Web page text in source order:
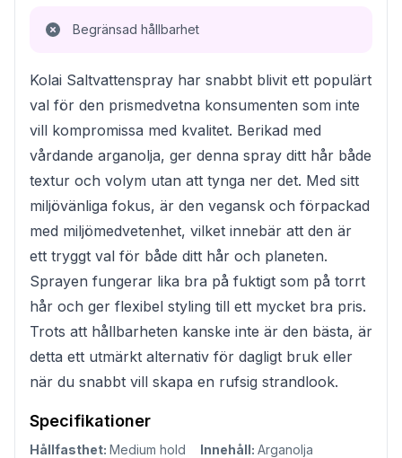
Begränsad hållbarhet
Kolai Saltvattenspray har snabbt blivit ett populärt
val för den prismedvetna konsumenten som inte
vill kompromissa med kvalitet. Berikad med
vårdande arganolja, ger denna spray ditt hår både
textur och volym utan att tynga ner det. Med sitt
miljövänliga fokus, är den vegansk och förpackad
med miljömedvetenhet, vilket innebär att den är
ett tryggt val för både ditt hår och planeten.
Sprayen fungerar lika bra på fuktigt som på torrt
hår och ger flexibel styling till ett mycket bra pris.
Trots att hållbarheten kanske inte är den bästa, är
detta ett utmärkt alternativ för dagligt bruk eller
när du snabbt vill skapa en rufsig strandlook.
Specifikationer
Hållfasthet: Medium hold Innehåll: Arganolja